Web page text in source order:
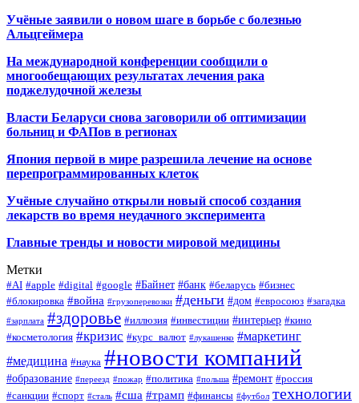
Учёные заявили о новом шаге в борьбе с болезнью
Альцгеймера
На международной конференции сообщили о
многообещающих результатах лечения рака
поджелудочной железы
Власти Беларуси снова заговорили об оптимизации
больниц и ФАПов в регионах
Япония первой в мире разрешила лечение на основе
перепрограммированных клеток
Учёные случайно открыли новый способ создания
лекарств во время неудачного эксперимента
Главные тренды и новости мировой медицины
Метки
#AI #apple #digital #google #Байнет #банк #беларусь #бизнес
#блокировка #война #грузоперевозки #деньги #дом #евросоюз #загадка
#зарплата #здоровье #иллюзия #инвестиции #интерьер #кино
#косметология #кризис #курс_валют #лукашенко #маркетинг
#медицина #наука #новости компаний
#образование #переезд #пожар #политика #польша #ремонт #россия
#санкции #спорт #сталь #сша #трамп #финансы #футбол технологии